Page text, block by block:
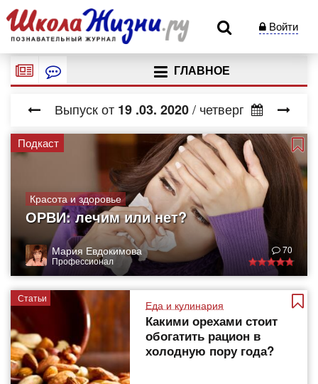
Войти
ГЛАВНОЕ
Выпуск от 19 .03. 2020/ четверг
Подкаст
Красота и здоровье
ОРВИ: лечим или нет?
Мария Евдокимова
Профессионал
70
Статьи
Еда и кулинария
Какими орехами стоит
обогатить рацион в
холодную пору года?